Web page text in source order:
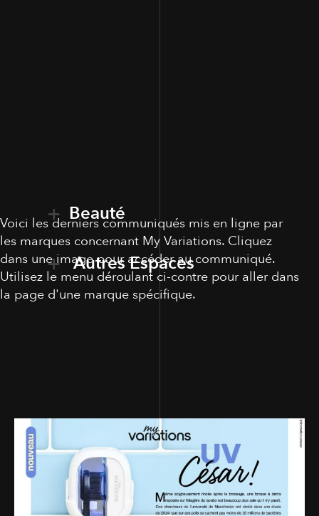
Beauté
Autres Espaces
Voici les derniers communiqués mis en ligne par
les marques concernant My Variations. Cliquez
dans une image pour accéder au communiqué.
Utilisez le menu déroulant ci-contre pour aller dans
la page d'une marque spécifique.